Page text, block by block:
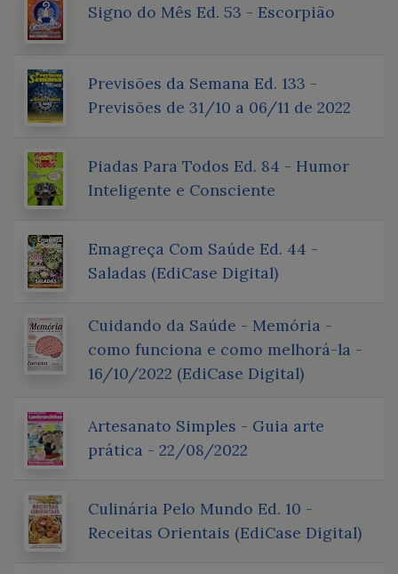
Signo do Mês Ed. 53 - Escorpião
Previsões da Semana Ed. 133 -
Previsões de 31/10 a 06/11 de 2022
Piadas Para Todos Ed. 84 - Humor
Inteligente e Consciente
Emagreça Com Saúde Ed. 44 -
Saladas (EdiCase Digital)
Cuidando da Saúde - Memória -
como funciona e como melhorá-la -
16/10/2022 (EdiCase Digital)
Artesanato Simples - Guia arte
prática - 22/08/2022
Culinária Pelo Mundo Ed. 10 -
Receitas Orientais (EdiCase Digital)